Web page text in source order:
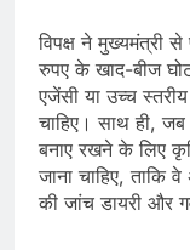
विपक्ष ने मुख्यमंत्री
रुपए के खाद-बीज
एजेंसी या उच्च
चाहिए। साथ ही, जब
बनाए रखने के लिए
जाना चाहिए, ताकि
की जांच डायरी और